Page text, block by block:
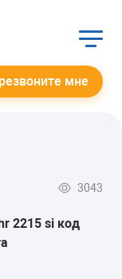
мне
3043
2215 si код